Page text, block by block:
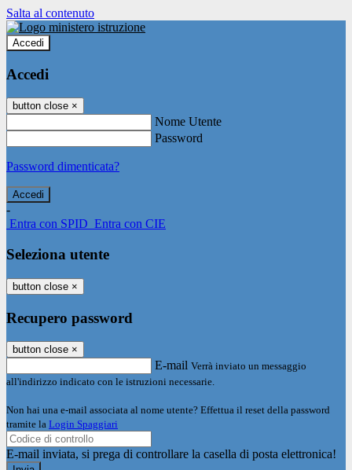
Salta al contenuto
Accedi
Accedi
button close ×
Nome Utente
Password
Password dimenticata?
-
Entra con SPID Entra con CIE
Seleziona utente
button close ×
Recupero password
button close ×
E-mail Verrà inviato un messaggio
all'indirizzo indicato con le istruzioni necessarie.
Non hai una e-mail associata al nome utente? Effettua il reset della password
tramite la Login Spaggiari
E-mail inviata, si prega di controllare la casella di posta elettronica!